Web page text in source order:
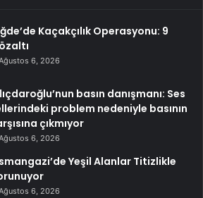
Kaçakçılık Operasyonu: 9
6, 2026
basın danışmanı: Ses
problem nedeniyle basının
çıkmıyor
6, 2026
Yeşil Alanlar Titizlikle
6, 2026